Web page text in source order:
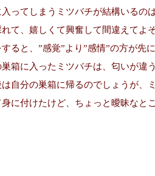
ってしまうミツバチが結構いるの
て、嬉しくて興奮して間違えてよ
ると、”感覚”より”感情”の方が先
箱に入ったミツバチは、匂いが違
は自分の巣箱に帰るのでしょうが、
に付けたけど、ちょっと曖昧なと